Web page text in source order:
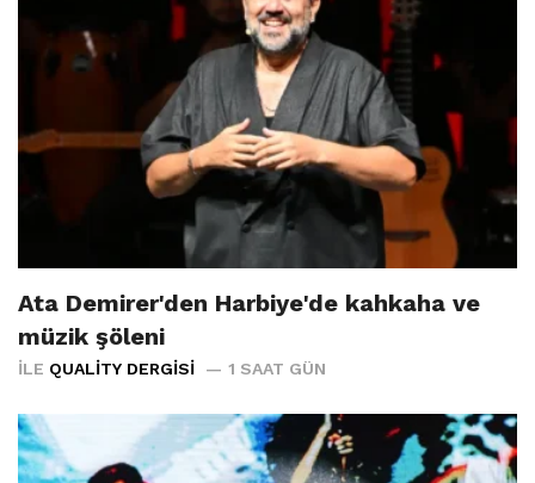
Ata Demirer'den Harbiye'de kahkaha ve
müzik şöleni
İLE QUALITY DERGISI 1 SAAT GÜN